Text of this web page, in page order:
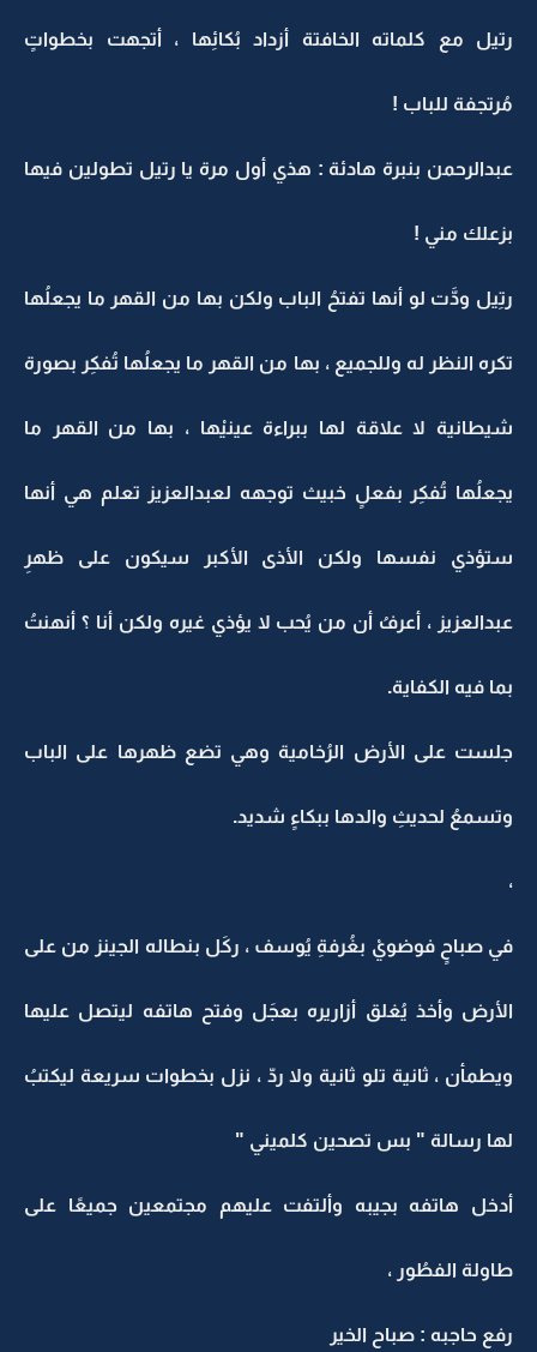
رتيل مع كلماته الخافتة أزداد بُكائِها ، أتجهت بخطواتٍ
مُرتجفة للباب !
عبدالرحمن بنبرة هادئة : هذي أول مرة يا رتيل تطولين فيها
بزعلك مني !
رتِيل ودَّت لو أنها تفتحُ الباب ولكن بها من القهر ما يجعلُها
تكره النظر له وللجميع ، بها من القهر ما يجعلُها تُفكِر بصورة
شيطانية لا علاقة لها ببراءة عينيْها ، بها من القهر ما
يجعلُها تُفكِر بفعلٍ خبيث توجهه لعبدالعزيز تعلم هي أنها
ستؤذي نفسها ولكن الأذى الأكبر سيكون على ظهرِ
عبدالعزيز ، أعرفُ أن من يُحب لا يؤذي غيره ولكن أنا ؟ أنهنتُ
بما فيه الكفاية.
جلست على الأرض الرُخامية وهي تضع ظهرها على الباب
وتسمعُ لحديثِ والدها ببكاءٍ شديد.
،
في صباحٍ فوضويْ بغُرفةِ يُوسف ، ركَل بنطاله الجينز من على
الأرض وأخذ يُغلق أزاريره بعجَل وفتح هاتفه ليتصل عليها
ويطمأن ، ثانية تلو ثانية ولا ردّ ، نزل بخطوات سريعة ليكتبُ
لها رسالة " بس تصحين كلميني "
أدخل هاتفه بجيبه وألتفت عليهم مجتمعين جميعًا على
طاولة الفطُور ،
رفع حاجبه : صباح الخير